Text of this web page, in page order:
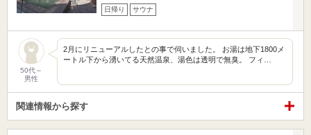
日帰り サウナ
50代～
男性
2月にリニューアルしたとの事で伺いました。 お湯は地下1800メ
ートル下から湧いてる天然温泉、湯色は透明で無臭。 フィ…
関連情報から探す